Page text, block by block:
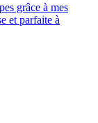
grâce à mes
et parfaite à